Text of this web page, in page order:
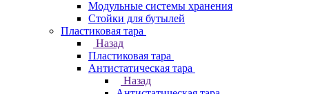
Модульные системы хранения
Стойки для бутылей
Пластиковая тара
Назад
Пластиковая тара
Антистатическая тара
Назад